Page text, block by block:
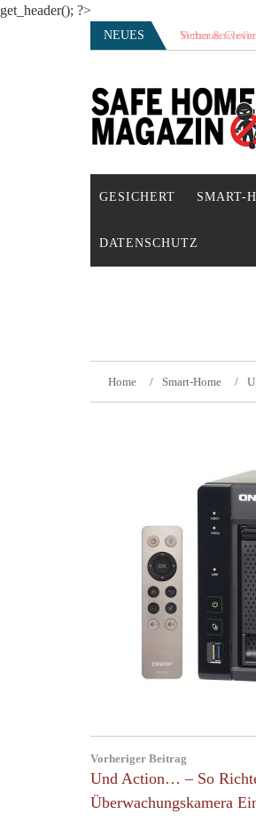
get_header(); ?>
NEUES
SAFE
Sicherlich sicher ich
GESICHERT SMART-
DATENSCHUTZ
Home Smart-Home
navigation
Vorheriger Beitrag
Previous
Post:
Und Action… – So
Überwachungskamera